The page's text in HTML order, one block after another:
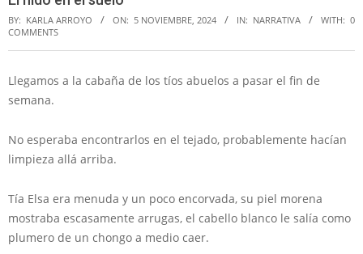
BY: KARLA ARROYO ON: 5 NOVIEMBRE, 2024 IN: NARRATIVA WITH: 0
COMMENTS
Llegamos a la cabaña de los tíos abuelos a pasar el fin de
semana.
No esperaba encontrarlos en el tejado, probablemente hacían
limpieza allá arriba.
Tía Elsa era menuda y un poco encorvada, su piel morena
mostraba escasamente arrugas, el cabello blanco le salía como
plumero de un chongo a medio caer.